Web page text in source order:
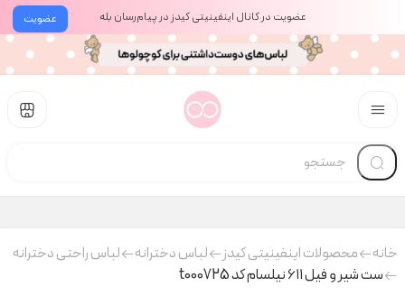
عضویت عضویت در کانال اینفینیتی کیدز در پیام‌رسان بله
خانه محصولات اینفینیتی کیدز لباس دخترانه
لباس راحتی دخترانه
ست شیر و فیل ۶۱۱ نیلسام کد t000725